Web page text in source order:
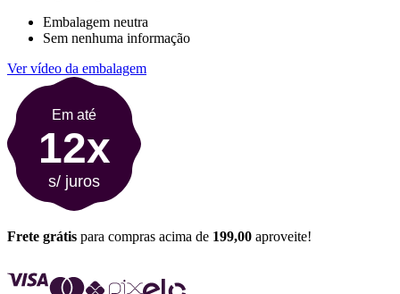
Embalagem neutra
Sem nenhuma informação
Ver vídeo da embalagem
Em até
12x
s/ juros
Frete grátis para compras acima de 199,00 aproveite!